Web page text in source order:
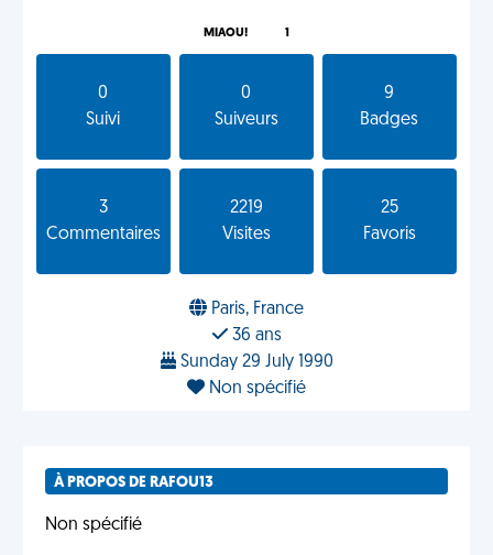
MIAOU! 1
0
Suivi
0
Suiveurs
9
Badges
3
Commentaires
2219
Visites
25
Favoris
Paris, France
36 ans
Sunday 29 July 1990
Non spécifié
À PROPOS DE RAFOU13
Non spécifié